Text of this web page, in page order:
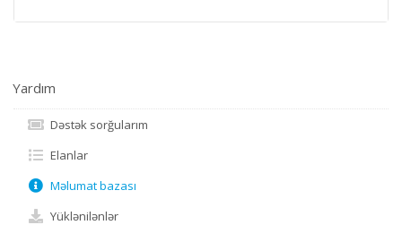
Yardım
Dəstək sorğularım
Elanlar
Məlumat bazası
Yüklənilənlər